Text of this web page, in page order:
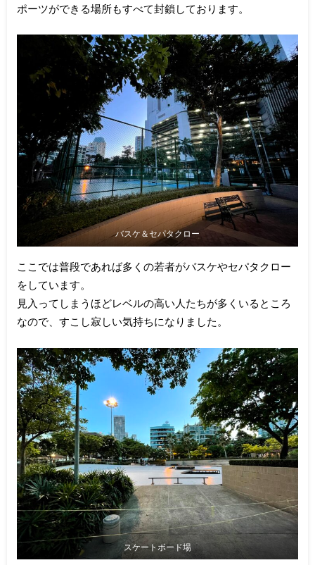
ポーツができる場所もすべて封鎖しております。
バスケ＆セパタクロー
ここでは普段であれば多くの若者がバスケやセパタクロー
をしています。
見入ってしまうほどレベルの高い人たちが多くいるところ
なので、すこし寂しい気持ちになりました。
スケートボード場